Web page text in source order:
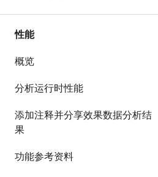
性能
概览
分析运行时性能
添加注释并分享效果数据分析结
果
功能参考资料